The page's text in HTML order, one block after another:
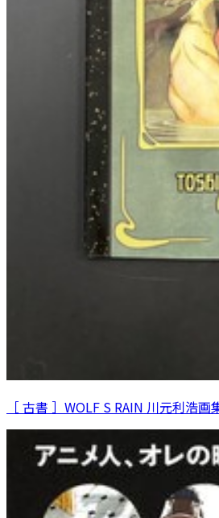
［ 古書 ］WOLF S RAIN 川元利浩画